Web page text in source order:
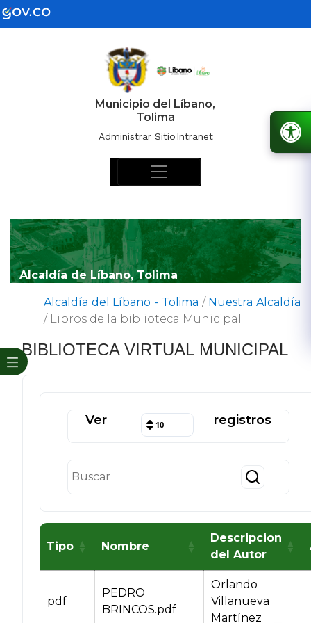
Municipio del Líbano,
Tolima
Administrar SitioIntranet
Alcaldía de Líbano, Tolima
Alcaldía del Líbano - Tolima / Nuestra Alcaldía
/ Libros de la biblioteca Municipal
​BIBLIOTECA VIRTUAL MUNICIPAL
Ver 10 registros
Tipo Nombre
Descripcion
del Autor
pdf
PEDRO
BRINCOS.pdf
Orlando
Villanueva
Martínez